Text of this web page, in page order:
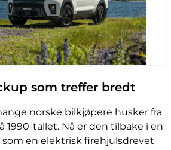
som treffer bredt
norske bilkjøpere husker fra
1990-tallet. Nå er den tilbake i en
en elektrisk firehjulsdrevet